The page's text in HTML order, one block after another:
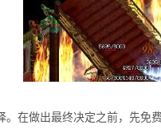
。在做出最终决定之前，先免